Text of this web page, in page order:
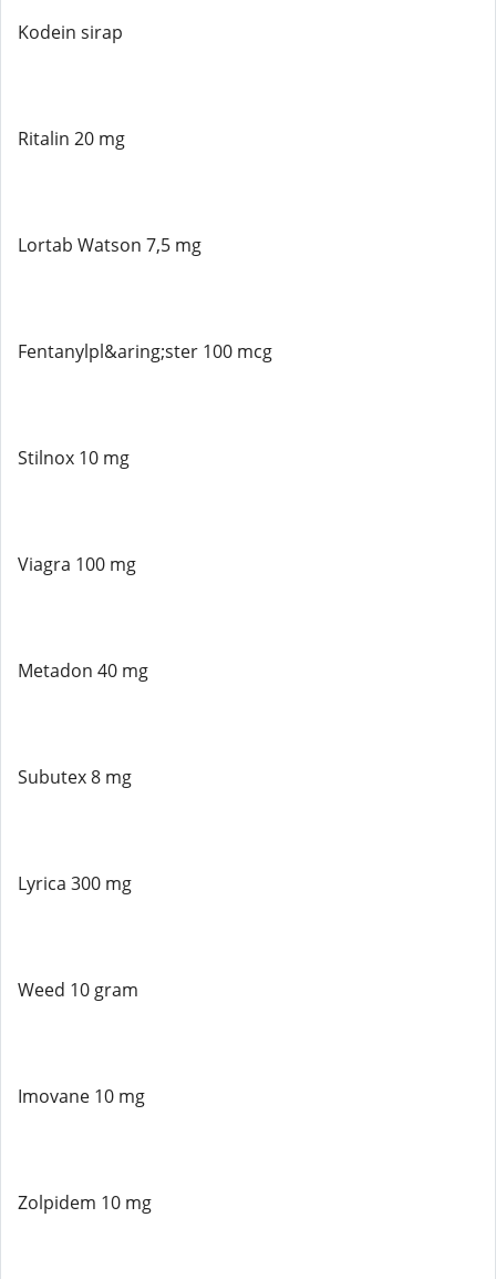
Kodein sirap
Ritalin 20 mg
Lortab Watson 7,5 mg
Fentanylpl&aring;ster 100 mcg
Stilnox 10 mg
Viagra 100 mg
Metadon 40 mg
Subutex 8 mg
Lyrica 300 mg
Weed 10 gram
Imovane 10 mg
Zolpidem 10 mg